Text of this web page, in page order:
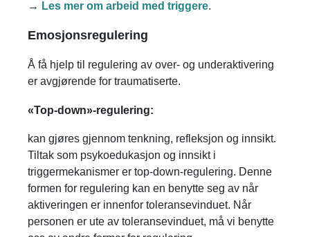
→ Les mer om arbeid med triggere.
Emosjonsregulering
Å få hjelp til regulering av over- og underaktivering
er avgjørende for traumatiserte.
«Top-down»-regulering:
kan gjøres gjennom tenkning, refleksjon og innsikt.
Tiltak som psykoedukasjon og innsikt i
triggermekanismer er top-down-regulering. Denne
formen for regulering kan en benytte seg av når
aktiveringen er innenfor toleransevinduet. Når
personen er ute av toleransevinduet, må vi benytte